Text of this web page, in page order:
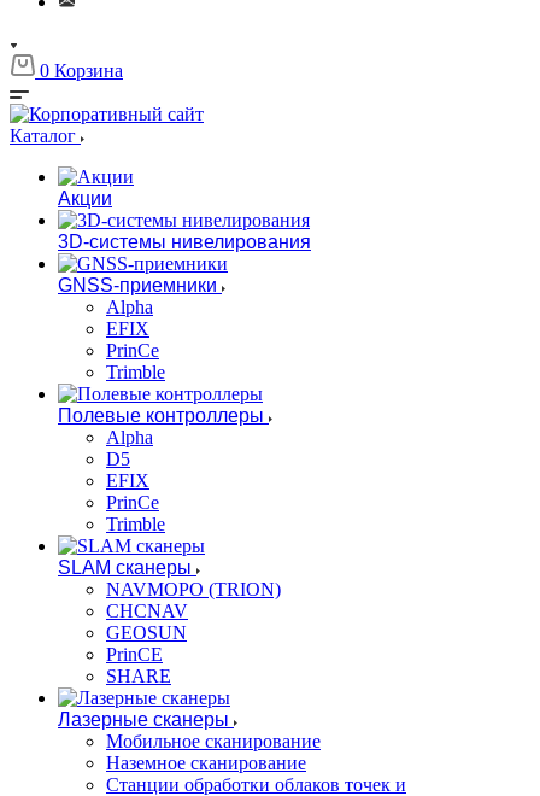
0 Корзина
Каталог
Акции
3D-системы нивелирования
GNSS-приемники
Alpha
EFIX
PrinCe
Trimble
Полевые контроллеры
Alpha
D5
EFIX
PrinCe
Trimble
SLAM сканеры
NAVMOPO (TRION)
CHCNAV
GEOSUN
PrinCE
SHARE
Лазерные сканеры
Мобильное сканирование
Наземное сканирование
Станции обработки облаков точек и